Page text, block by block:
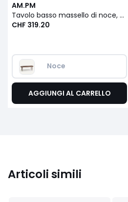
AM.PM
Tavolo basso massello di noce, Magosia, grande modello
CHF 319.20
Noce
AGGIUNGI AL CARRELLO
Articoli simili